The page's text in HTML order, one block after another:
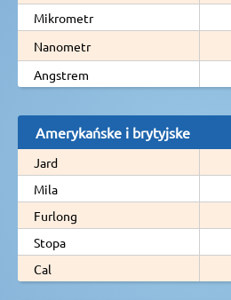
Mikrometr
Nanometr
Angstrem
Amerykańske i brytyjske
Jard
Mila
Furlong
Stopa
Cal